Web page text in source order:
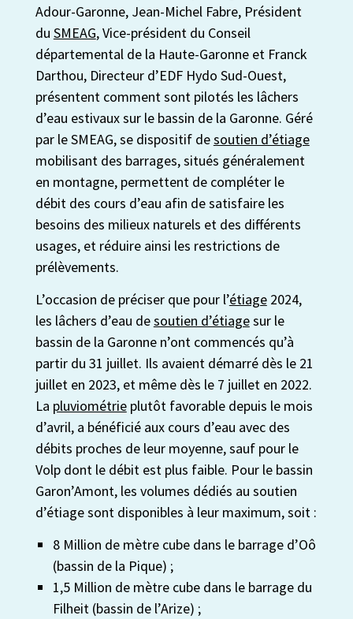
Adour-Garonne, Jean-Michel Fabre, Président
du SMEAG, Vice-président du Conseil
départemental de la Haute-Garonne et Franck
Darthou, Directeur d’EDF Hydo Sud-Ouest,
présentent comment sont pilotés les lâchers
d’eau estivaux sur le bassin de la Garonne. Géré
par le SMEAG, se dispositif desoutien d’étiage
mobilisant des barrages, situés généralement
en montagne, permettent de compléter le
débit des cours d’eau afin de satisfaire les
besoins des milieux naturels et des différents
usages, et réduire ainsi les restrictions de
prélèvements.
L’occasion de préciser que pour l’étiage2024,
les lâchers d’eau desoutien d’étiagesur le
bassin de la Garonne n’ont commencés qu’à
partir du 31 juillet. Ils avaient démarré dès le 21
juillet en 2023, et même dès le 7 juillet en 2022.
La pluviométrieplutôt favorable depuis le mois
d’avril, a bénéficié aux cours d’eau avec des
débits proches de leur moyenne, sauf pour le
Volp dont le débit est plus faible. Pour le bassin
Garon’Amont, les volumes dédiés au soutien
d’étiage sont disponibles à leur maximum, soit :
8 Million de mètre cube dans le barrage d’Oô
(bassin de la Pique) ;
1,5 Million de mètre cube dans le barrage du
Filheit (bassin de l’Arize) ;